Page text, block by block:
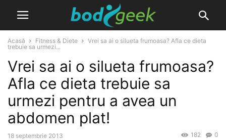
Acasă Fitness & Diete
Vrei sa ai o silueta frumoasa? Afla ce dieta
trebuie sa urmezi...
Vrei sa ai o silueta frumoasa?
Afla ce dieta trebuie sa
urmezi pentru a avea un
abdomen plat!
18 septembrie 2013 0
182